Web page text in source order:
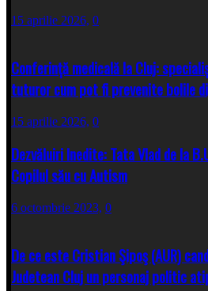
15 aprilie 2026, 0
Conferință medicală la Cluj:
tuturor cum pot fi prevenite bolile
15 aprilie 2026, 0
Dezvăluiri Inedite: Tata Vlad de la
Copilul său cu Autism
6 octombrie 2023, 0
De ce este Cristian Şipoş (AUR)
Judetean Cluj un personaj politic